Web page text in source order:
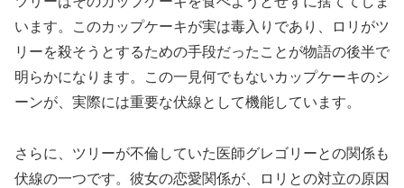
います。このカップケーキが実は毒入りであり、ロリがツ
リーを殺そうとするための手段だったことが物語の後半で
明らかになります。この一見何でもないカップケーキのシ
ーンが、実際には重要な伏線として機能しています。
さらに、ツリーが不倫していた医師グレゴリーとの関係も
伏線の一つです。彼女の恋愛関係が、ロリとの対立の原因